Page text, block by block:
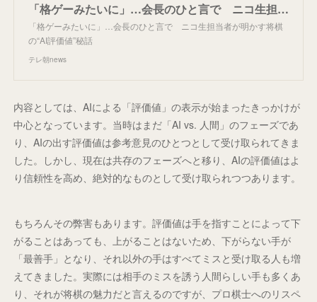
「格ゲーみたいに」…会長のひと言で ニコ生担当者が明かす将棋の“AI評価値”秘話
「格ゲーみたいに」…会長のひと言で ニコ生担当者が明かす将棋
の“AI評価値”秘話
テレ朝news
内容としては、AIによる「評価値」の表示が始まったきっかけが
中心となっています。当時はまだ「AI vs. 人間」のフェーズであ
り、AIの出す評価値は参考意見のひとつとして受け取られてきま
した。しかし、現在は共存のフェーズへと移り、AIの評価値はよ
り信頼性を高め、絶対的なものとして受け取られつつあります。
もちろんその弊害もあります。評価値は手を指すことによって下
がることはあっても、上がることはないため、下がらない手が
「最善手」となり、それ以外の手はすべてミスと受け取る人も増
えてきました。実際には相手のミスを誘う人間らしい手も多くあ
り、それが将棋の魅力だと言えるのですが、プロ棋士へのリスペ